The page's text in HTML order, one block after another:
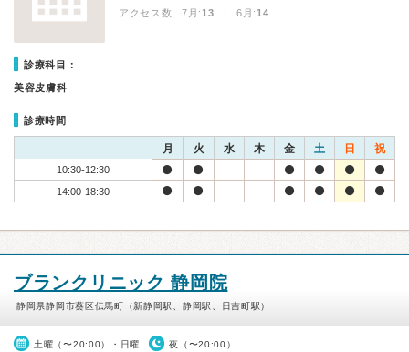
アクセス数 7月:13 | 6月:14
診療科目：
美容皮膚科
診療時間
月 火 水 木 金 土 日 祝
10:30-12:30
14:00-18:30
ブランクリニック 静岡院
静岡県静岡市葵区伝馬町（新静岡駅、静岡駅、日吉町駅）
土曜（〜20:00）・日曜 夜（〜20:00）